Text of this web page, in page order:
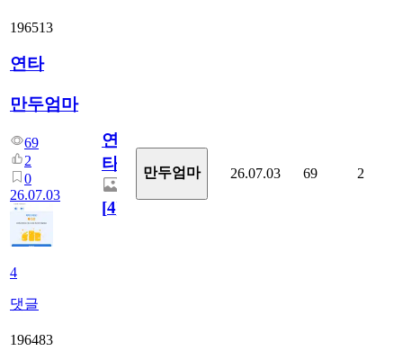
196513
연타
만두엄마
69
2
0
26.07.03
4
댓글
연
타
[4]
만두엄마 26.07.03 69 2
196483